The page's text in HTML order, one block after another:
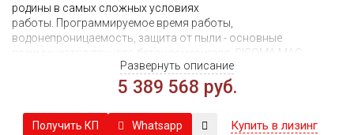
родины в самых сложных условиях
работы. Программируемое время работы,
водонепроницаемость, защита от пыли - основные
преимущества данного бетоносмесителя. SICOMA MAO
4500/3000 обладает системой мониторинга для контроля
рабочего насоса разгрузочной дверцы и электронного
смазочного насоса. Для того, чтобы купить бетоносмеситель
нажмите кнопку "сделать заявку" и наш менеджер свяжется с
Вами в ближайшее время.
Развернуть описание
5 389 568 руб.
Получить КП Whatsapp Купить в лизинг